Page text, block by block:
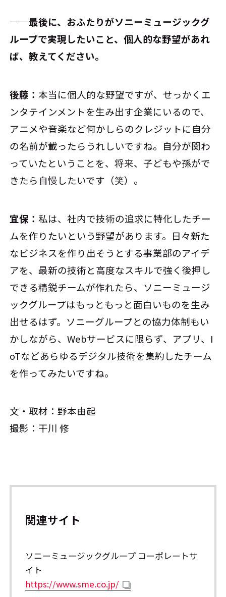
──最後に、おふたりがソニーミュージックグ
ループで実現したいこと、個人的な野望があれ
ば、教えてください。
後藤：本当に個人的な野望ですが、せっかくエ
ンタテインメントを生み出す企業にいるので、
アニメや音楽など何かしらのクレジットに自分
の名前が載ったらうれしいですね。自分が関わ
っていたということを、将来、子どもや孫がで
きたら自慢したいです（笑）。
宜保： 私は、社内で技術の追求に特化したチー
ムを作りたいという野望があります。日々新た
なビジネスを作り出そうとする事業部のアイデ
アを、最新の技術と高度なスキルで強く後押し
できる精鋭チームが作れたら、ソニーミュージ
ックグループはもっともっと面白いものを生み
出せるはず。ソニーグループとの協力体制もい
かしながら、Webサービスに限らず、アプリ、I
oTなどあらゆるデジタル技術を集約したチーム
を作ってみたいですね。
文・取材：野本由起
撮影：干川 修
関連サイト
ソニーミュージックグループ コーポレートサ
イト
https://www.sme.co.jp/